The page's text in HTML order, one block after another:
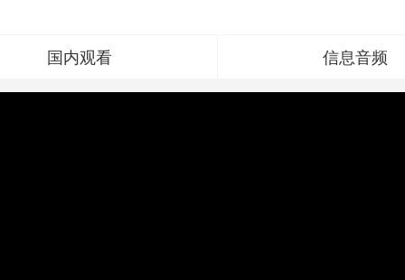
国内观看 信息音频